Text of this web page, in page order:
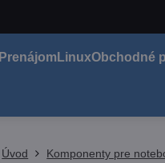
Prenájom LinuxObchodné
Úvod Komponenty pre